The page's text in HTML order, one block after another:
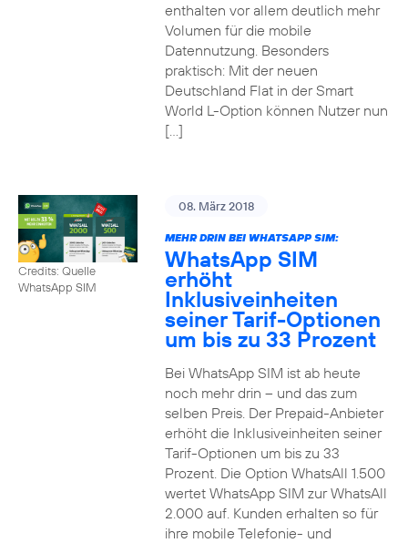
enthalten vor allem deutlich mehr
Volumen für die mobile
Datennutzung. Besonders
praktisch: Mit der neuen
Deutschland Flat in der Smart
World L-Option können Nutzer nun
[…]
Credits: Quelle
WhatsApp SIM
08. März 2018
MEHR DRIN BEI WHATSAPP SIM:
WhatsApp SIM
erhöht
Inklusiveinheiten
seiner Tarif-Optionen
um bis zu 33 Prozent
Bei WhatsApp SIM ist ab heute
noch mehr drin – und das zum
selben Preis. Der Prepaid-Anbieter
erhöht die Inklusiveinheiten seiner
Tarif-Optionen um bis zu 33
Prozent. Die Option WhatsAll 1.500
wertet WhatsApp SIM zur WhatsAll
2.000 auf. Kunden erhalten so für
ihre mobile Telefonie- und